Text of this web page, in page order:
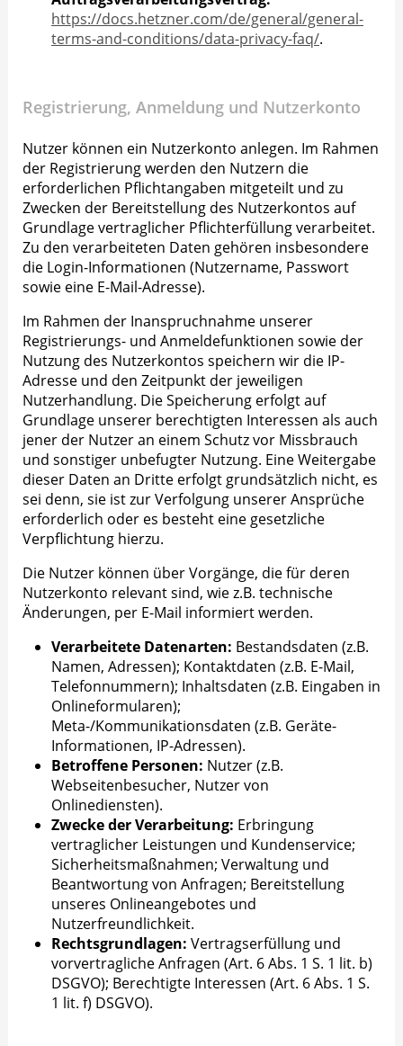
https://docs.hetzner.com/de/general/general-
terms-and-conditions/data-privacy-faq/.
Registrierung, Anmeldung und Nutzerkonto
Nutzer können ein Nutzerkonto anlegen. Im Rahmen
der Registrierung werden den Nutzern die
erforderlichen Pflichtangaben mitgeteilt und zu
Zwecken der Bereitstellung des Nutzerkontos auf
Grundlage vertraglicher Pflichterfüllung verarbeitet.
Zu den verarbeiteten Daten gehören insbesondere
die Login-Informationen (Nutzername, Passwort
sowie eine E-Mail-Adresse).
Im Rahmen der Inanspruchnahme unserer
Registrierungs- und Anmeldefunktionen sowie der
Nutzung des Nutzerkontos speichern wir die IP-
Adresse und den Zeitpunkt der jeweiligen
Nutzerhandlung. Die Speicherung erfolgt auf
Grundlage unserer berechtigten Interessen als auch
jener der Nutzer an einem Schutz vor Missbrauch
und sonstiger unbefugter Nutzung. Eine Weitergabe
dieser Daten an Dritte erfolgt grundsätzlich nicht, es
sei denn, sie ist zur Verfolgung unserer Ansprüche
erforderlich oder es besteht eine gesetzliche
Verpflichtung hierzu.
Die Nutzer können über Vorgänge, die für deren
Nutzerkonto relevant sind, wie z.B. technische
Änderungen, per E-Mail informiert werden.
Verarbeitete Datenarten: Bestandsdaten (z.B.
Namen, Adressen); Kontaktdaten (z.B. E-Mail,
Telefonnummern); Inhaltsdaten (z.B. Eingaben in
Onlineformularen);
Meta-/Kommunikationsdaten (z.B. Geräte-
Informationen, IP-Adressen).
Betroffene Personen: Nutzer (z.B.
Webseitenbesucher, Nutzer von
Onlinediensten).
Zwecke der Verarbeitung: Erbringung
vertraglicher Leistungen und Kundenservice;
Sicherheitsmaßnahmen; Verwaltung und
Beantwortung von Anfragen; Bereitstellung
unseres Onlineangebotes und
Nutzerfreundlichkeit.
Rechtsgrundlagen: Vertragserfüllung und
vorvertragliche Anfragen (Art. 6 Abs. 1 S. 1 lit. b)
DSGVO); Berechtigte Interessen (Art. 6 Abs. 1 S.
1 lit. f) DSGVO).